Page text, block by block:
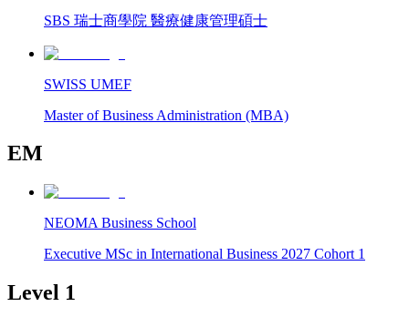
SBS 瑞士商學院 醫療健康管理碩士
SWISS UMEF
Master of Business Administration (MBA)
EM
NEOMA Business School
Executive MSc in International Business 2027 Cohort 1
Level 1